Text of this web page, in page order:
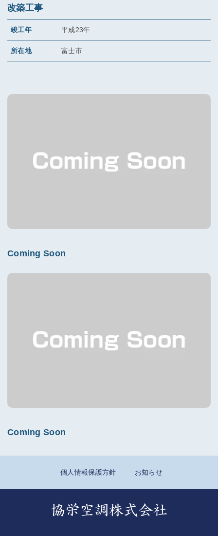
改築工事
竣工年 平成23年
所在地 富士市
Coming Soon
Coming Soon
個人情報保護方針 お知らせ